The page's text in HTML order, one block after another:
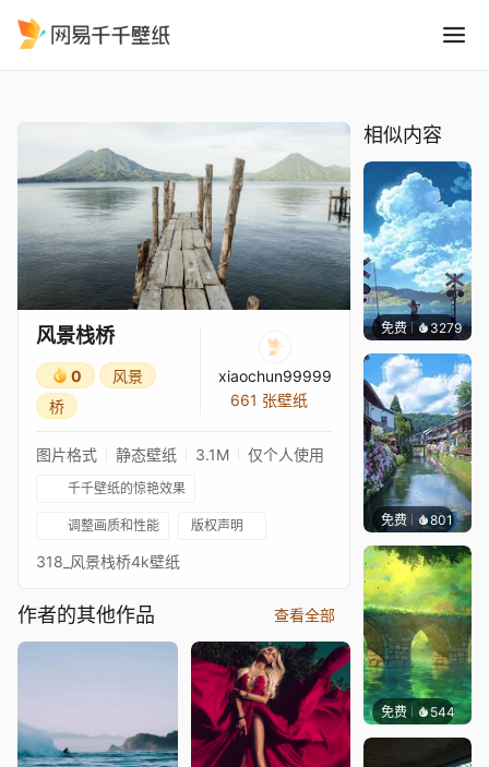
风景栈桥
0
风景
桥
xiaochun99999
661 张壁纸
图片格式 静态壁纸 3.1M 仅个人使用
千千壁纸的惊艳效果
调整画质和性能 版权声明
318_风景栈桥4k壁纸
作者的其他作品 查看全部
相似内容
免费 3279星梦
免费 801叮叮
免费 544Max